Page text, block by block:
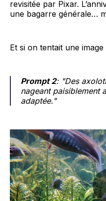
revisitée par Pixar.
une bagarre générale…
Et si on tentait une
Prompt 2: "Des
nageant paisiblement
adaptée."